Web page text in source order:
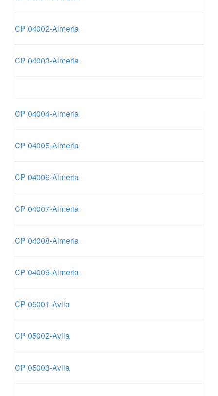
CP 04002-Almeria
CP 04003-Almeria
CP 04004-Almeria
CP 04005-Almeria
CP 04006-Almeria
CP 04007-Almeria
CP 04008-Almeria
CP 04009-Almeria
CP 05001-Avila
CP 05002-Avila
CP 05003-Avila